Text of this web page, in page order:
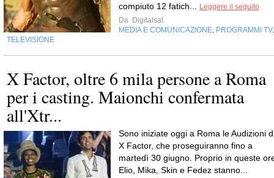
compiuto 12 fatich... Leggere il seguito
Da Digitalsat
MEDIA E COMUNICAZIONE, PROGRAMMI TV,
TELEVISIONE
X Factor, oltre 6 mila persone a Roma
per i casting. Maionchi confermata
all'Xtr...
Sono iniziate oggi a Roma le Audizioni
X Factor, che proseguiranno fino a
martedì 30 giugno. Proprio in queste
Elio, Mika, Skin e Fedez stanno...